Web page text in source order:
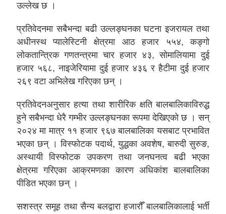
उल्लेख छ ।
प्रतिवेदनमा सबैभन्दा बढी उल्लङ्घनका घटना इजरायल तथा
अधीनस्थ प्यालेस्टिनी क्षेत्रमा आठ हजार ५५४, कङ्गो
लोकतान्त्रिक गणतन्त्रमा चार हजार ४३, सोमालियामा दुई
हजार ५६८, नाइजेरियामा दुई हजार ४३६ र हैटीमा दुई हजार
२६९ वटा अभिलेख गरिएका छन् ।
प्रतिवेदनअनुसार हत्या तथा शारीरिक क्षति बालबालिकाविरुद्ध
हुने सबैभन्दा धेरै गम्भीर उल्लङ्घनका रूपमा देखिएको छ । सन्
२०२४ मा मात्र ११ हजार ९६७ बालबालिका यसबाट प्रभावित
भएका छन् । विस्फोटक पदार्थ, युद्धका अवशेष, बारुदी सुरुङ,
अस्थायी विस्फोटक उपकरण तथा जनघनत्व बढी भएका
क्षेत्रमा गरिएका आक्रमणका कारण अधिकांश बालबालिका
पीडित भएका छन् ।
सशस्त्र समूह तथा सैन्य बलद्वारा हजारौँ बालबालिकालाई भर्ती